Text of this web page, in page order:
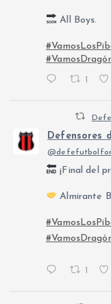
All Boys.
1
Defensores
¡Final del
Almirante